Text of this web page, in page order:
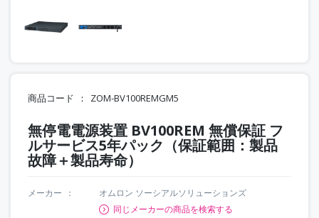
商品コード ZOM-BV100REMGM5
無停電電源装置 BV100REM 無償保証 フ
ルサービス5年パック（保証範囲：製品
故障＋製品寿命）
メーカー
オムロン ソーシアルソリューションズ
同じメーカーの商品を検索する